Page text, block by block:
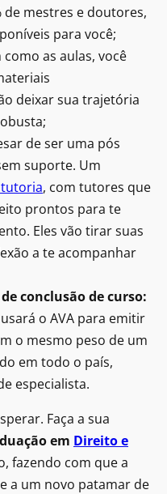
mestres e doutores,
para você;
como as aulas, você
deixar sua trajetória
de ser uma pós
suporte. Um
, com tutores que
prontos para te
Eles vão tirar suas
a te acompanhar
conclusão de curso:
o AVA para emitir
o mesmo peso de um
em todo o país,
especialista.
Faça a sua
em Direito e
fazendo com que a
a um novo patamar de